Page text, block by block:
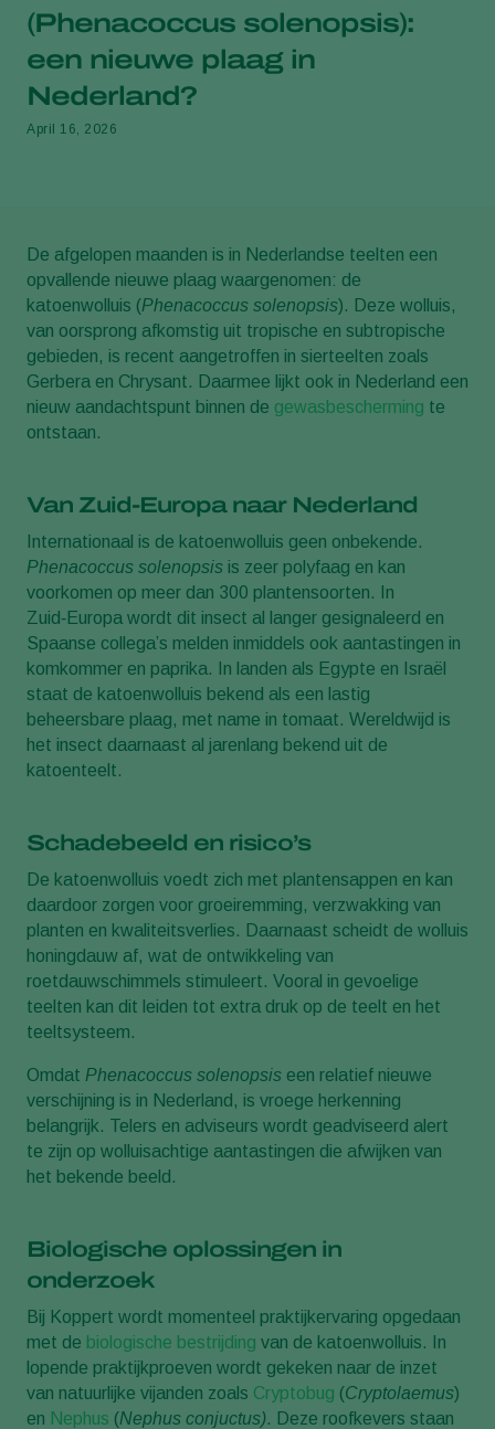
(Phenacoccus solenopsis):
een nieuwe plaag in
Nederland?
April 16, 2026
De afgelopen maanden is in Nederlandse teelten een
opvallende nieuwe plaag waargenomen: de
katoenwolluis (Phenacoccus solenopsis). Deze wolluis,
van oorsprong afkomstig uit tropische en subtropische
gebieden, is recent aangetroffen in sierteelten zoals
Gerbera en Chrysant. Daarmee lijkt ook in Nederland een
nieuw aandachtspunt binnen de gewasbescherming te
ontstaan.
Van Zuid‑Europa naar Nederland
Internationaal is de katoenwolluis geen onbekende.
Phenacoccus solenopsis is zeer polyfaag en kan
voorkomen op meer dan 300 plantensoorten. In
Zuid‑Europa wordt dit insect al langer gesignaleerd en
Spaanse collega’s melden inmiddels ook aantastingen in
komkommer en paprika. In landen als Egypte en Israël
staat de katoenwolluis bekend als een lastig
beheersbare plaag, met name in tomaat. Wereldwijd is
het insect daarnaast al jarenlang bekend uit de
katoenteelt.
Schadebeeld en risico’s
De katoenwolluis voedt zich met plantensappen en kan
daardoor zorgen voor groeiremming, verzwakking van
planten en kwaliteitsverlies. Daarnaast scheidt de wolluis
honingdauw af, wat de ontwikkeling van
roetdauwschimmels stimuleert. Vooral in gevoelige
teelten kan dit leiden tot extra druk op de teelt en het
teeltsysteem.
Omdat Phenacoccus solenopsis een relatief nieuwe
verschijning is in Nederland, is vroege herkenning
belangrijk. Telers en adviseurs wordt geadviseerd alert
te zijn op wolluisachtige aantastingen die afwijken van
het bekende beeld.
Biologische oplossingen in
onderzoek
Bij Koppert wordt momenteel praktijkervaring opgedaan
met de biologische bestrijding van de katoenwolluis. In
lopende praktijkproeven wordt gekeken naar de inzet
van natuurlijke vijanden zoals Cryptobug (Cryptolaemus)
en Nephus (Nephus conjuctus). Deze roofkevers staan